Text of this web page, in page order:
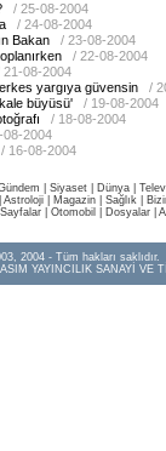
/ 25-08-2004
/ 24-08-2004
Bakan
/ 23-08-2004
/ 22-08-2004
21-08-2004
yargıya güvensin
/
büyüsü'
/ 19-08-2004
/ 18-08-2004
08-2004
/ 16-08-2004
Siyaset Dünya |
Astroloji Magazin Sağlık
| Otomobil Dosyalar|
2004 - Tüm hakları saklıdır.
YAYINCILIK SANAYİ VE